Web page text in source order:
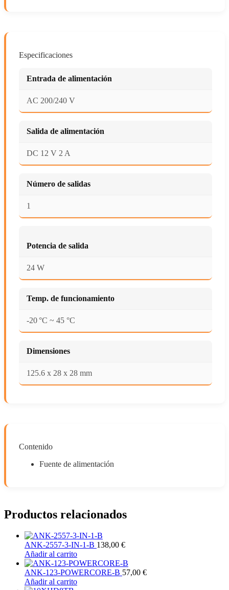
Especificaciones
Entrada de alimentación
AC 200/240 V
Salida de alimentación
DC 12 V 2 A
Número de salidas
1
Potencia de salida
24 W
Temp. de funcionamiento
-20 °C ~ 45 °C
Dimensiones
125.6 x 28 x 28 mm
Contenido
Fuente de alimentación
Productos relacionados
ANK-2557-3-IN-1-B 138,00 €
Añadir al carrito
ANK-123-POWERCORE-B 57,00 €
Añadir al carrito